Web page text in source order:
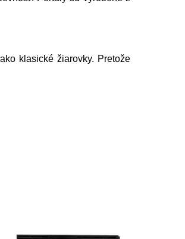
klasické žiarovky. Pretože